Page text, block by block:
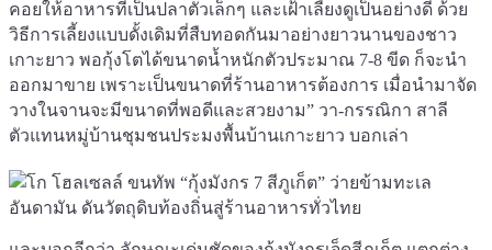
คอยให้อาหารที่เป็นปลาตัวเล็กๆ และเฝ้าเลี้ยงดูเป็นอย่างดี ด้วย
วิธีการเลี้ยงแบบดั้งเดิมที่สืบทอดกันมาอย่างยาวนานของชาว
เกาะยาว พอกุ้งโตได้ขนาดน้ำหนักตัวประมาณ 7-8 ขีด ก็จะนำ
ออกมาขาย เพราะเป็นขนาดที่ร้านอาหารต้องการ เมื่อนำมาจัด
วางในจานจะมีขนาดที่พอดีและสวยงาม” วา-กรรณิกา สาลี
ตัวแทนหมู่บ้านชุมชนประมงพื้นบ้านเกาะยาว บอกเล่า